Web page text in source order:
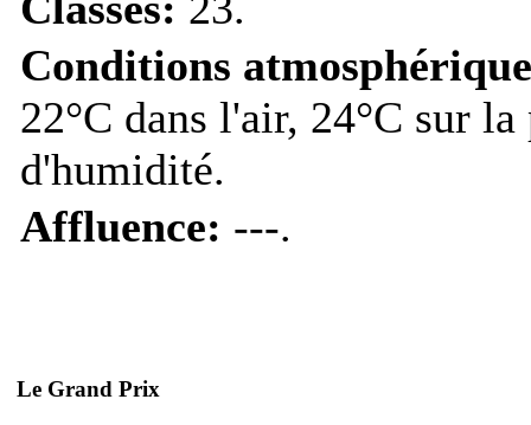
Conditions
22°C dans l'air, 24°C sur
d'humidité.
Affluence: ---.
Le Grand Prix